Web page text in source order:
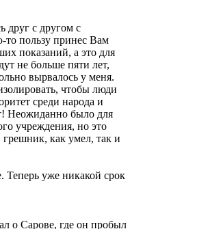
друг с другом с
то пользу принес Вам
показаний, а это для
не больше пяти лет,
вырвалось у меня.
чтобы люди
среди народа и
Неожиданно было для
учреждения, но это
как умел, так и
Теперь уже никакой срок
о Сарове, где он пробыл